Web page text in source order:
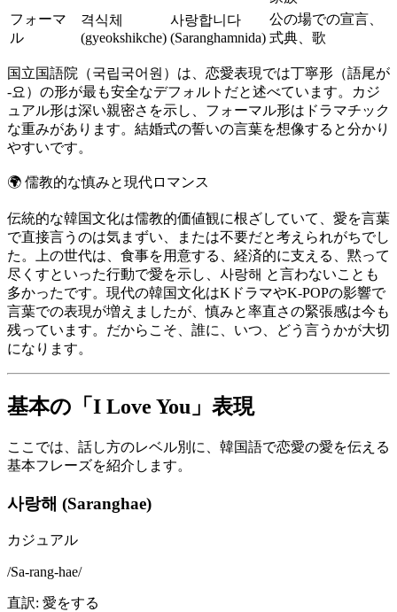
フォーマ
ル
격식체
(gyeokshikche)
사랑합니다
(Saranghamnida)
公の場での宣言、
式典、歌
国立国語院（국립국어원）は、恋愛表現では丁寧形（語尾が
-요）の形が最も安全なデフォルトだと述べています。カジ
ュアル形は深い親密さを示し、フォーマル形はドラマチック
な重みがあります。結婚式の誓いの言葉を想像すると分かり
やすいです。
🌍 儒教的な慎みと現代ロマンス
伝統的な韓国文化は儒教的価値観に根ざしていて、愛を言葉
で直接言うのは気まずい、または不要だと考えられがちでし
た。上の世代は、食事を用意する、経済的に支える、黙って
尽くすといった行動で愛を示し、사랑해 と言わないことも
多かったです。現代の韓国文化はKドラマやK-POPの影響で
言葉での表現が増えましたが、慎みと率直さの緊張感は今も
残っています。だからこそ、誰に、いつ、どう言うかが大切
になります。
基本の「I Love You」表現
ここでは、話し方のレベル別に、韓国語で恋愛の愛を伝える
基本フレーズを紹介します。
사랑해 (Saranghae)
カジュアル
/Sa-rang-hae/
直訳: 愛をする